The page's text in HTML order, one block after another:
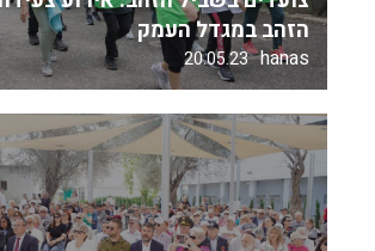
הזהב במגדל העמק
hanas
20.05.23